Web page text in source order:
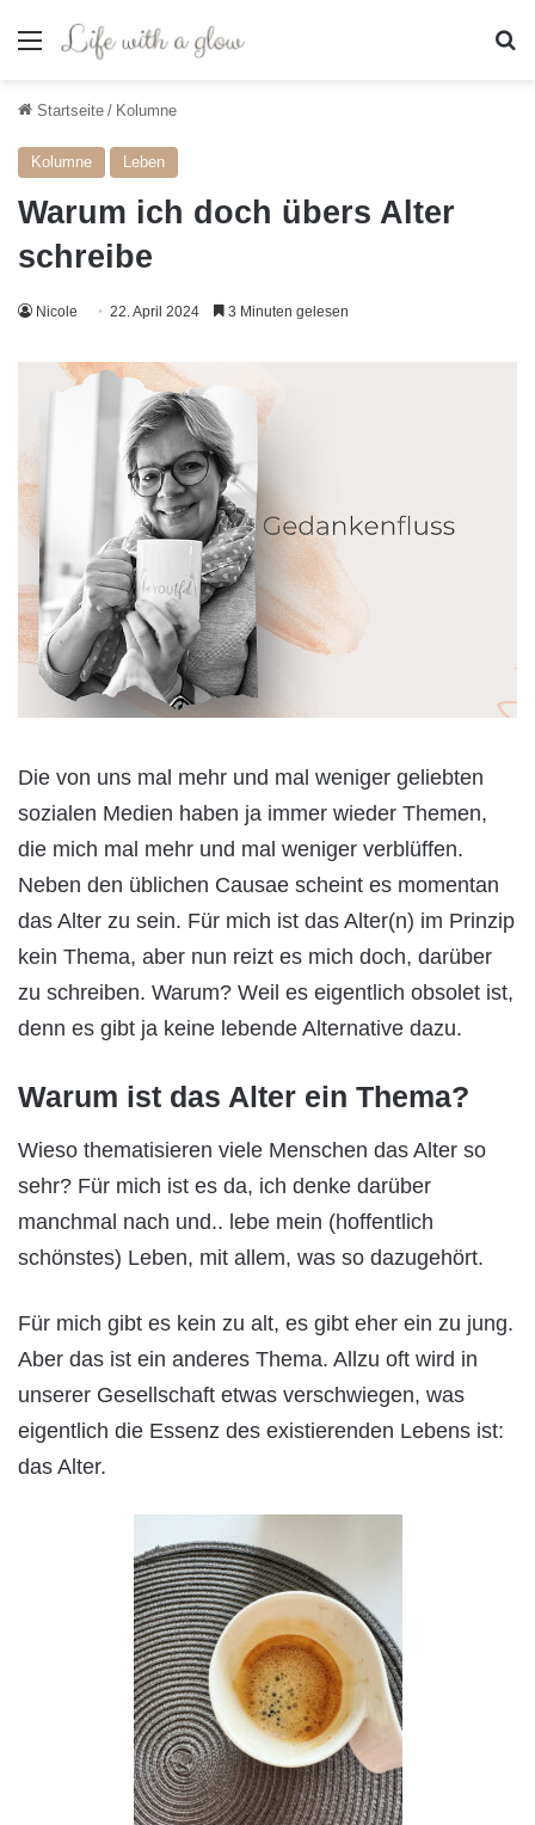
Menü
Startseite / Kolumne
Kolumne Leben
Warum ich doch übers Alter
schreibe
Nicole 22. April 2024 3 Minuten gelesen
Die von uns mal mehr und mal weniger geliebten
sozialen Medien haben ja immer wieder Themen,
die mich mal mehr und mal weniger verblüffen.
Neben den üblichen Causae scheint es momentan
das Alter zu sein. Für mich ist das Alter(n) im Prinzip
kein Thema, aber nun reizt es mich doch, darüber
zu schreiben. Warum? Weil es eigentlich obsolet ist,
denn es gibt ja keine lebende Alternative dazu.
Warum ist das Alter ein Thema?
Wieso thematisieren viele Menschen das Alter so
sehr? Für mich ist es da, ich denke darüber
manchmal nach und.. lebe mein (hoffentlich
schönstes) Leben, mit allem, was so dazugehört.
Für mich gibt es kein zu alt, es gibt eher ein zu jung.
Aber das ist ein anderes Thema. Allzu oft wird in
unserer Gesellschaft etwas verschwiegen, was
eigentlich die Essenz des existierenden Lebens ist:
das Alter.